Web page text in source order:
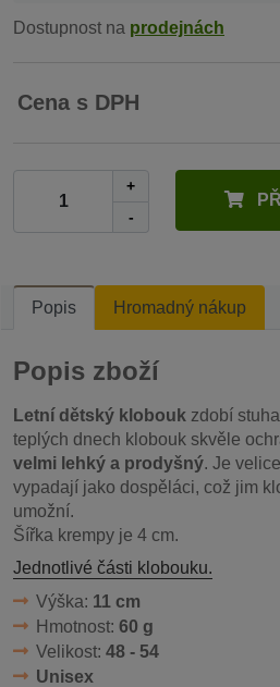
Dostupnost na prodejnách
Cena s DPH
+
-
Popis Hromadný nákup
Popis zboží
Letní dětský klobouk zdobí stuha
teplých dnech klobouk skvěle
velmi lehký a prodyšný. Je
vypadají jako dospěláci, což jim
umožní.
Šířka krempy je 4 cm.
Jednotlivé části klobouku.
Výška: 11 cm
Hmotnost: 60 g
Velikost: 48 - 54
Unisex